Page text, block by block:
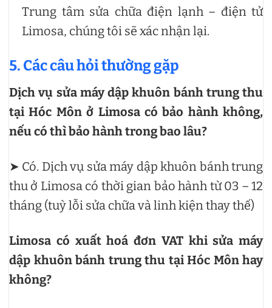
Trung tâm sửa chữa điện lạnh – điện tử
Limosa, chúng tôi sẽ xác nhận lại.
5. Các câu hỏi thường gặp
Dịch vụ sửa máy dập khuôn bánh trung thu
tại Hóc Môn ở Limosa có bảo hành không,
nếu có thì bảo hành trong bao lâu?
➤ Có. Dịch vụ sửa máy dập khuôn bánh trung
thu ở Limosa có thời gian bảo hành từ 03 – 12
tháng (tuỳ lỗi sửa chữa và linh kiện thay thế)
Limosa có xuất hoá đơn VAT khi sửa máy
dập khuôn bánh trung thu tại Hóc Môn hay
không?